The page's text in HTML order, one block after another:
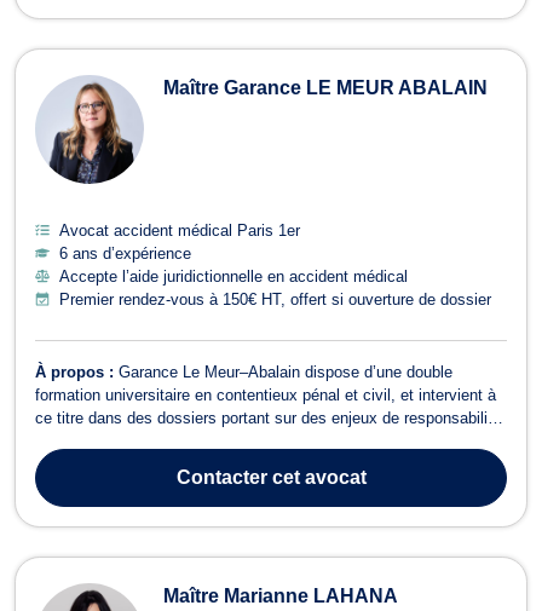
Maître Garance LE MEUR ABALAIN
Avocat accident médical Paris 1er
6 ans d’expérience
Accepte l’aide juridictionnelle en accident médical
Premier rendez-vous à 150€ HT, offert si ouverture de dossier
À propos : Garance Le Meur–Abalain dispose d’une double
formation universitaire en contentieux pénal et civil, et intervient à
ce titre dans des dossiers portant sur des enjeux de responsabilité.
dans des dossiers complexes, et accompagne les victimes
d’agressions, d’att... Contactercet avocat
Maître Marianne LAHANA